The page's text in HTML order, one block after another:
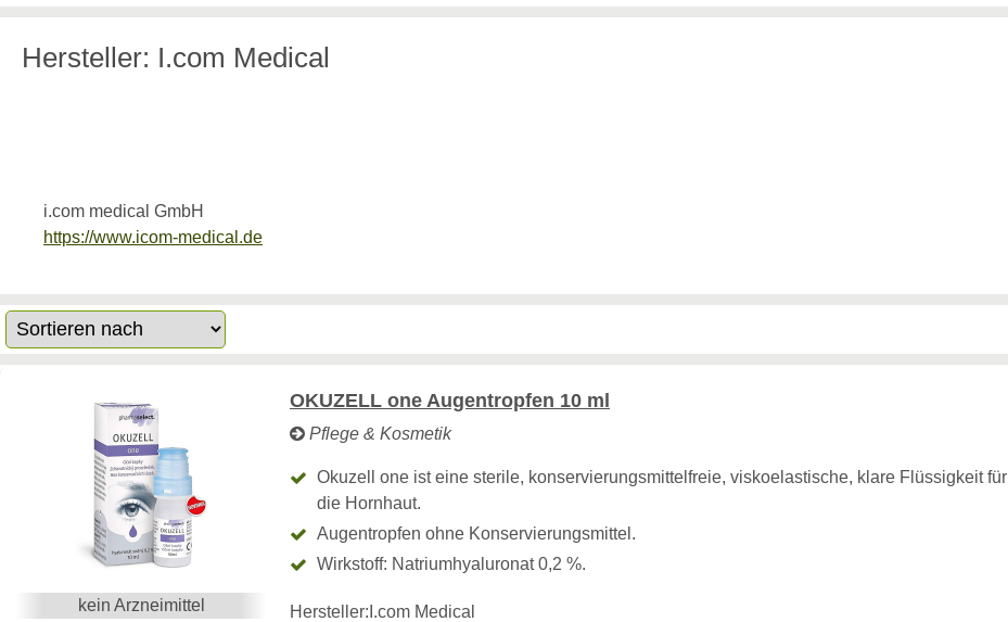
Hersteller: I.com Medical
i.com medical GmbH
https://www.icom-medical.de
kein Arzneimittel
OKUZELL one Augentropfen 10 ml
Pflege & Kosmetik
Okuzell one ist eine sterile, konservierungsmittelfreie, viskoelastische, klare Flüssigkeit für
die Hornhaut.
Augentropfen ohne Konservierungsmittel.
Wirkstoff: Natriumhyaluronat 0,2 %.
Hersteller: I.com Medical